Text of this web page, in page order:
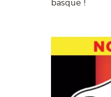
basque !